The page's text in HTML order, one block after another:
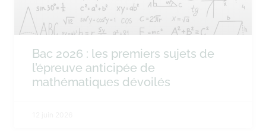
Bac 2026 : les premiers sujets de
l’épreuve anticipée de
mathématiques dévoilés